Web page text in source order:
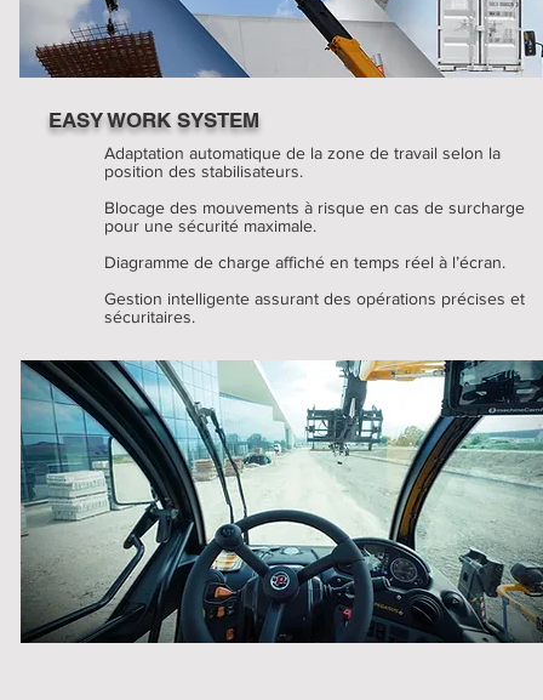
EASY WORK SYSTEM
Adaptation automatique de la zone de travail selon la
position des stabilisateurs.
Blocage des mouvements à risque en cas de surcharge
pour une sécurité maximale.
Diagramme de charge affiché en temps réel à l’écran.
Gestion intelligente assurant des opérations précises et
sécuritaires.